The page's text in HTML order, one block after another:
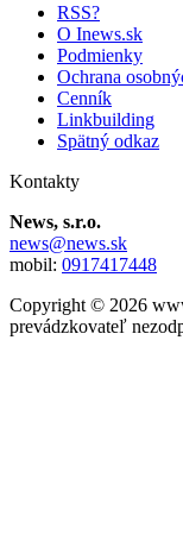
RSS?
O Inews.sk
Podmienky
Ochrana
Cenník
Linkbuilding
Spätný odkaz
Kontakty
News, s.r.o.
news@news.sk
mobil: 0917417448
Copyright © 2026
prevádzkovateľ